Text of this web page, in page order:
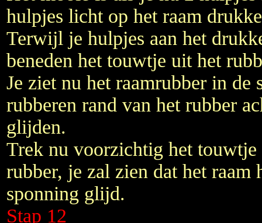
hulpjes licht op het raam
Terwijl je hulpjes aan het
beneden het touwtje uit het
Je ziet nu het raamrubber in de
rubberen rand van het rubber
glijden.
Trek nu voorzichtig het touwtje
rubber, je zal zien dat het raam
sponning glijd.
Stap 12